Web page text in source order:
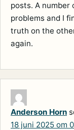
posts. A
problems and I
truth on the
again.
Anderson Horn
18 juni 2025 om